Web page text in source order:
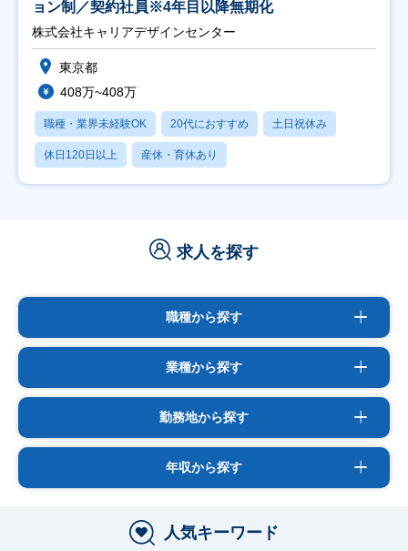
ョン制／契約社員※4年目以降無期化
株式会社キャリアデザインセンター
東京都
408万~408万
職種・業界未経験OK 20代におすすめ 土日祝休み
休日120日以上 産休・育休あり
求人を探す
職種から探す
業種から探す
勤務地から探す
年収から探す
人気キーワード